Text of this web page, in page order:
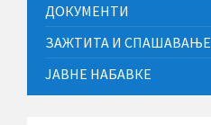
ДОКУМЕНТИ
ЗАЖТИТА И СПАШАВАЊЕ
ЈАВНЕ НАБАВКЕ